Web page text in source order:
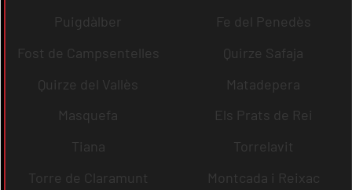
Puigdàlber
Fe del Penedès
Fost de Campsentelles
Quirze Safaja
Quirze del Vallès
Matadepera
Masquefa
Els Prats de Rei
Tiana
Torrelavit
Torre de Claramunt
Montcada i Reixac